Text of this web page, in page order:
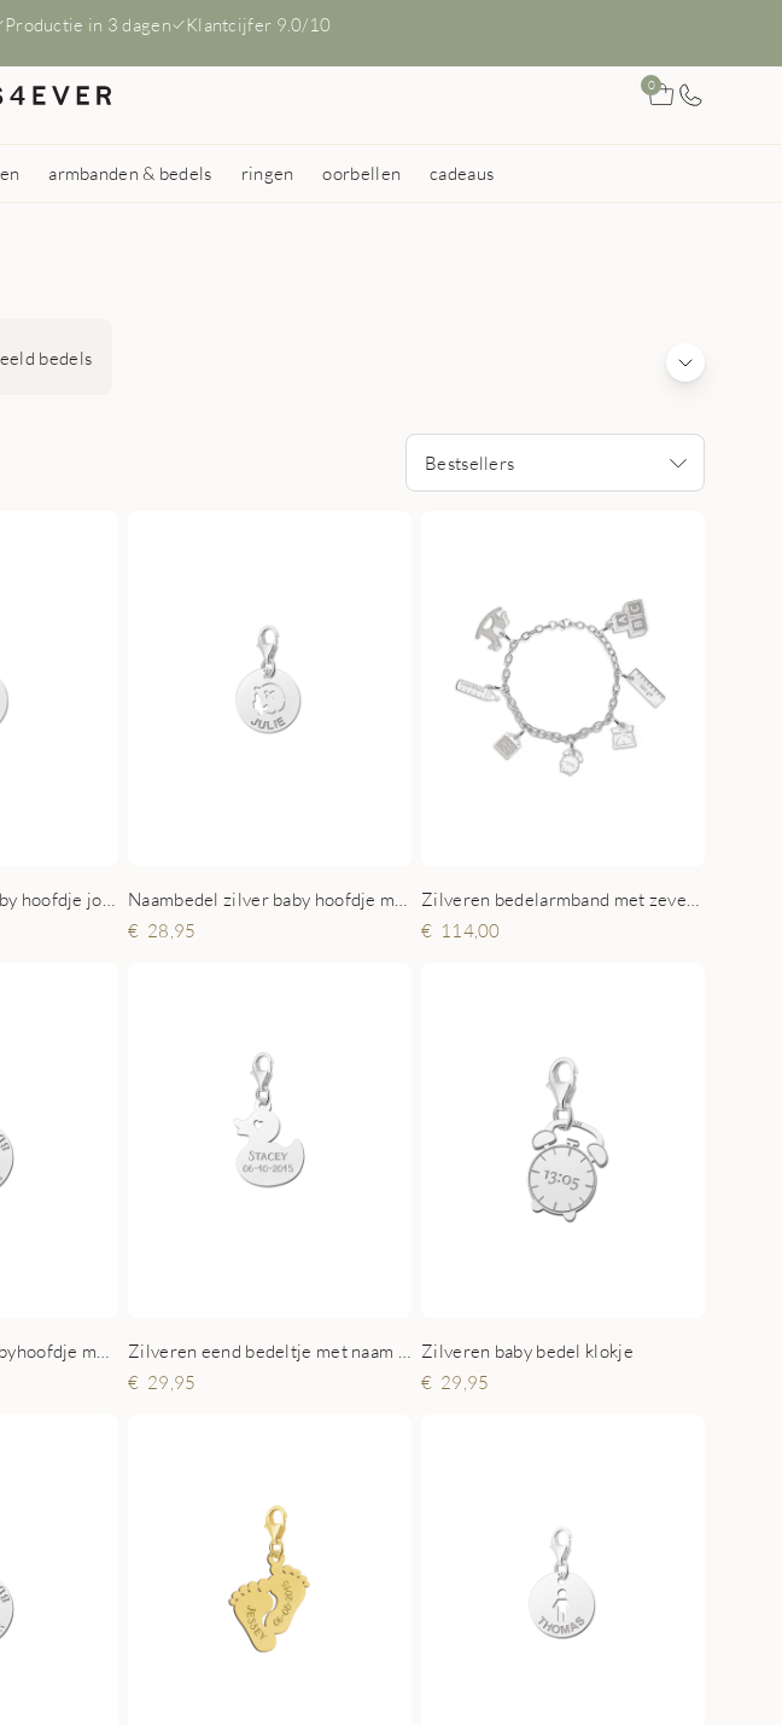
Productie in 3 dagen Klantcijfer 9.0/10
0
armbanden & bedels ringen oorbellen cadeaus
bedels
Bestsellers
28,95
114,00
29,95
Zilveren baby bedel klokje
29,95